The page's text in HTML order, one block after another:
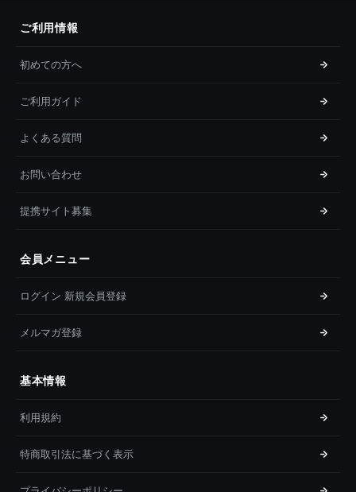
ご利用情報
初めての方へ
ご利用ガイド
よくある質問
お問い合わせ
提携サイト募集
会員メニュー
ログイン 新規会員登録
メルマガ登録
基本情報
利用規約
特商取引法に基づく表示